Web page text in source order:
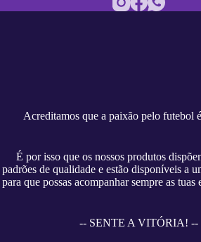
Acreditamos que a paixão pelo futebol
É por isso que os nossos produtos
padrões de qualidade e estão disponíveis a
para que possas acompanhar sempre as tuas
-- SENTE A VITÓRIA! --